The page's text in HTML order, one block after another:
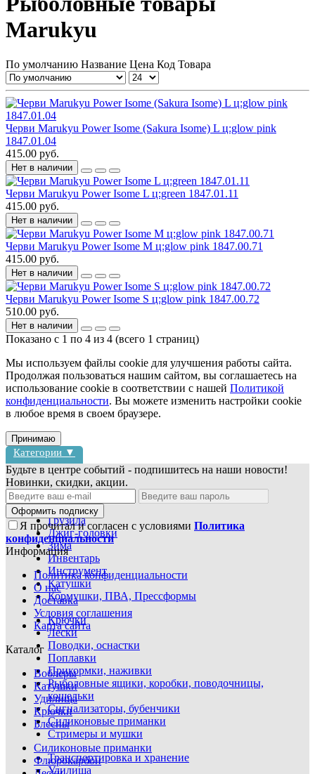
Marukyu
По умолчанию Название Цена Код Товара
Черви Marukyu Power Isome (Sakura Isome) L ц:glow pink
1847.01.04
415.00 руб.
Нет в наличии
Черви Marukyu Power Isome L ц:green 1847.01.11
415.00 руб.
Нет в наличии
Черви Marukyu Power Isome M ц:glow pink 1847.00.71
415.00 руб.
Нет в наличии
Черви Marukyu Power Isome S ц:glow pink 1847.00.72
510.00 руб.
Нет в наличии
Показано с 1 по 4 из 4 (всего 1 страниц)
Мы используем файлы cookie для улучшения работы сайта.
Продолжая пользоваться нашим сайтом, вы соглашаетесь на
использование cookie в соответствии с нашей Политикой
конфиденциальности. Вы можете изменить настройки cookie
в любое время в своем браузере.
Принимаю
Категории ▼
Блесны
Воблеры
Грузила
Джиг-головки
Зима
Инвентарь
Инструмент
Катушки
Кормушки, ПВА, Прессформы
Крючки
Лески
Поводки, оснастки
Поплавки
Прикормки, наживки
Рыболовные ящики, коробки, поводочницы,
кошельки
Сигнализаторы, бубенчики
Силиконовые приманки
Стримеры и мушки
Транспортировка и хранение
Удилища
Будьте в центре событий - подпишитесь на наши новости!
Новинки, скидки, акции.
Оформить подписку
Я прочитал и согласен с условиями Политика
конфиденциальности
Информация
Политика конфиденциальности
О нас
Доставка
Условия соглашения
Карта сайта
Каталог
Воблеры
Катушки
Удилища
Крючки
Блесны
Силиконовые приманки
Флюрокарбон